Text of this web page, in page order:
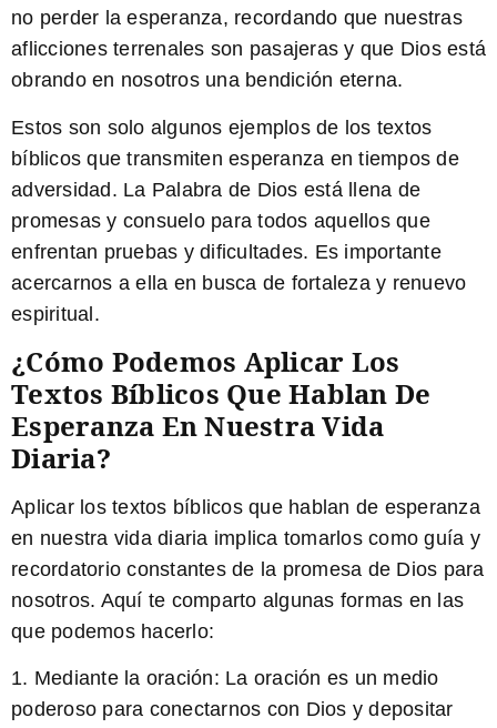
no perder la esperanza, recordando que nuestras
aflicciones terrenales son pasajeras y que Dios está
obrando en nosotros una bendición eterna.
Estos son solo algunos ejemplos de los textos
bíblicos que transmiten esperanza en tiempos de
adversidad. La Palabra de Dios está llena de
promesas y consuelo para todos aquellos que
enfrentan pruebas y dificultades. Es importante
acercarnos a ella en busca de fortaleza y renuevo
espiritual.
¿Cómo Podemos Aplicar Los
Textos Bíblicos Que Hablan De
Esperanza En Nuestra Vida
Diaria?
Aplicar los textos bíblicos que hablan de esperanza
en nuestra vida diaria implica tomarlos como guía y
recordatorio constantes de la promesa de Dios para
nosotros. Aquí te comparto algunas formas en las
que podemos hacerlo:
1. Mediante la oración: La oración es un medio
poderoso para conectarnos con Dios y depositar